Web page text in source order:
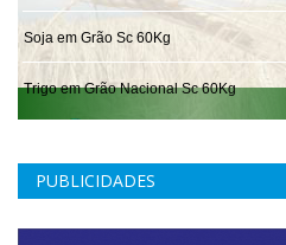
PUBLICIDADES